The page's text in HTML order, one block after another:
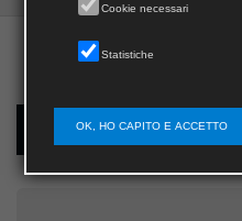
Recupera password
Cookie necessari
Statistiche
OK, HO CAPITO E ACCETTO